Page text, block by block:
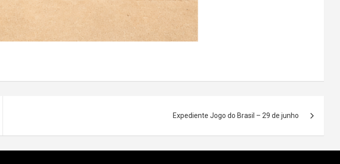
Expediente Jogo do Brasil – 29 de junho